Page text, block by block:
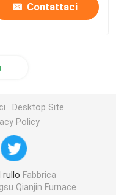
Contattaci
Desktop Site
Policy
rullo Fabbrica
Qianjin Furnace